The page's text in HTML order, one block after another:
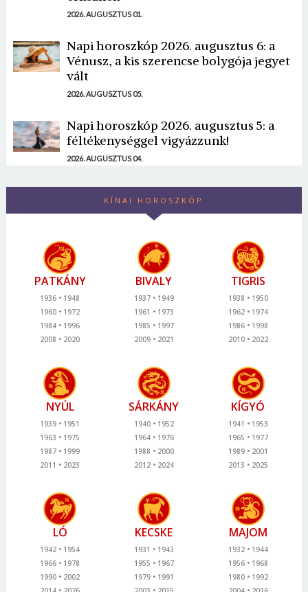
2026. AUGUSZTUS 01.
Napi horoszkóp 2026. augusztus 6: a
Vénusz, a kis szerencse bolygója jegyet
vált
2026. AUGUSZTUS 05.
Napi horoszkóp 2026. augusztus 5: a
féltékenységgel vigyázzunk!
2026. AUGUSZTUS 04.
KÍNAI HOROSZKÓP
PATKÁNY
1936
1948
1960
1972
1984
1996
2008
2020
BIVALY
1937
1949
1961
1973
1985
1997
2009
2021
TIGRIS
1938
1950
1962
1974
1986
1998
2010
2022
NYÚL
1939
1951
1963
1975
1987
1999
2011
2023
SÁRKÁNY
1940
1952
1964
1976
1988
2000
2012
2024
KÍGYÓ
1941
1953
1965
1977
1989
2001
2013
2025
LÓ
1942
1954
1966
1978
1990
2002
KECSKE
1931
1943
1955
1967
1979
1991
MAJOM
1932
1944
1956
1968
1980
1992